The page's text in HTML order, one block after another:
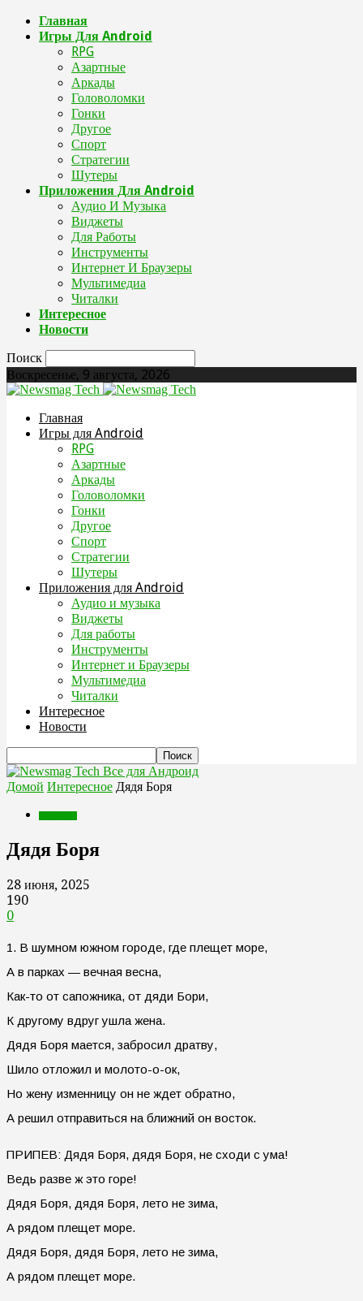
Главная
Игры Для Android
RPG
Азартные
Аркады
Головоломки
Гонки
Другое
Спорт
Стратегии
Шутеры
Приложения Для Android
Аудио И Музыка
Виджеты
Для Работы
Инструменты
Интернет И Браузеры
Мультимедиа
Читалки
Интересное
Новости
Поиск
Воскресенье, 9 августа, 2026
Главная
Игры для Android
RPG
Азартные
Аркады
Головоломки
Гонки
Другое
Спорт
Стратегии
Шутеры
Приложения для Android
Аудио и музыка
Виджеты
Для работы
Инструменты
Интернет и Браузеры
Мультимедиа
Читалки
Интересное
Новости
Все для Андроид
Домой Интересное Дядя Боря
Дядя Боря
28 июня, 2025
190
0
1. В шумном южном городе, где плещет море,
А в парках — вечная весна,
Как-то от сапожника, от дяди Бори,
К другому вдруг ушла жена.
Дядя Боря мается, забросил дратву,
Шило отложил и молото-о-ок,
Но жену изменницу он не ждет обратно,
А решил отправиться на ближний он восток.
ПРИПЕВ: Дядя Боря, дядя Боря, не сходи с ума!
Ведь разве ж это горе!
Дядя Боря, дядя Боря, лето не зима,
А рядом плещет море.
Дядя Боря, дядя Боря, лето не зима,
А рядом плещет море.